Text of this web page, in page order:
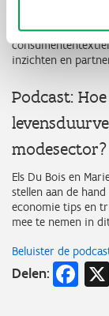
Ben je een bedrijf
meer waarde te
inzichten en
Podcast:
modesector?
Els Du Bois en
stellen aan de
economie tips en
mee te nemen in
Beluister de
Delen: